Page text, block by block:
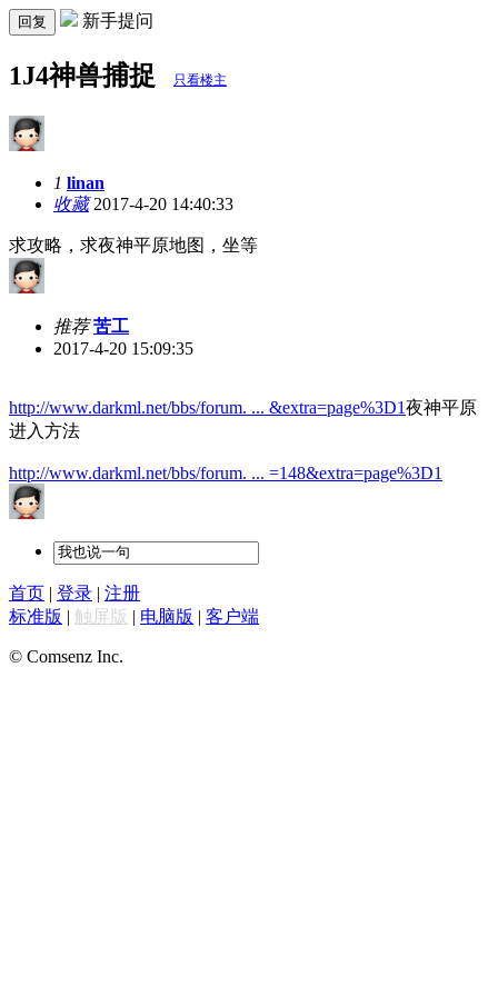
回复 新手提问
1J4神兽捕捉 只看楼主
1 linan
收藏2017-4-20 14:40:33
求攻略，求夜神平原地图，坐等
推荐苦工
2017-4-20 15:09:35
http://www.darkml.net/bbs/forum. ... &extra=page%3D1夜神平原
进入方法
http://www.darkml.net/bbs/forum. ... =148&extra=page%3D1
首页 | 登录 | 注册
标准版 | 触屏版 | 电脑版 | 客户端
© Comsenz Inc.